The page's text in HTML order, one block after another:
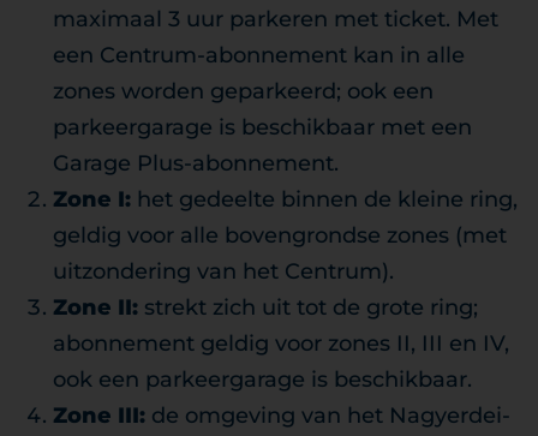
maximaal 3 uur parkeren met ticket. Met
een Centrum-abonnement kan in alle
zones worden geparkeerd; ook een
parkeergarage is beschikbaar met een
Garage Plus-abonnement.
Zone I: het gedeelte binnen de kleine ring,
geldig voor alle bovengrondse zones (met
uitzondering van het Centrum).
Zone II: strekt zich uit tot de grote ring;
abonnement geldig voor zones II, III en IV,
ook een parkeergarage is beschikbaar.
Zone III: de omgeving van het Nagyerdei-